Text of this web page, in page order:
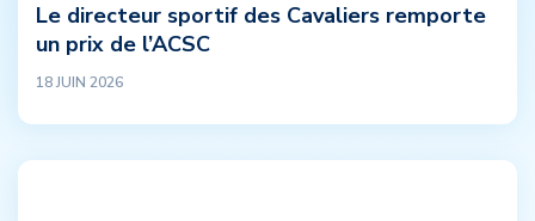
Le directeur sportif des Cavaliers remporte
un prix de l’ACSC
18 JUIN 2026